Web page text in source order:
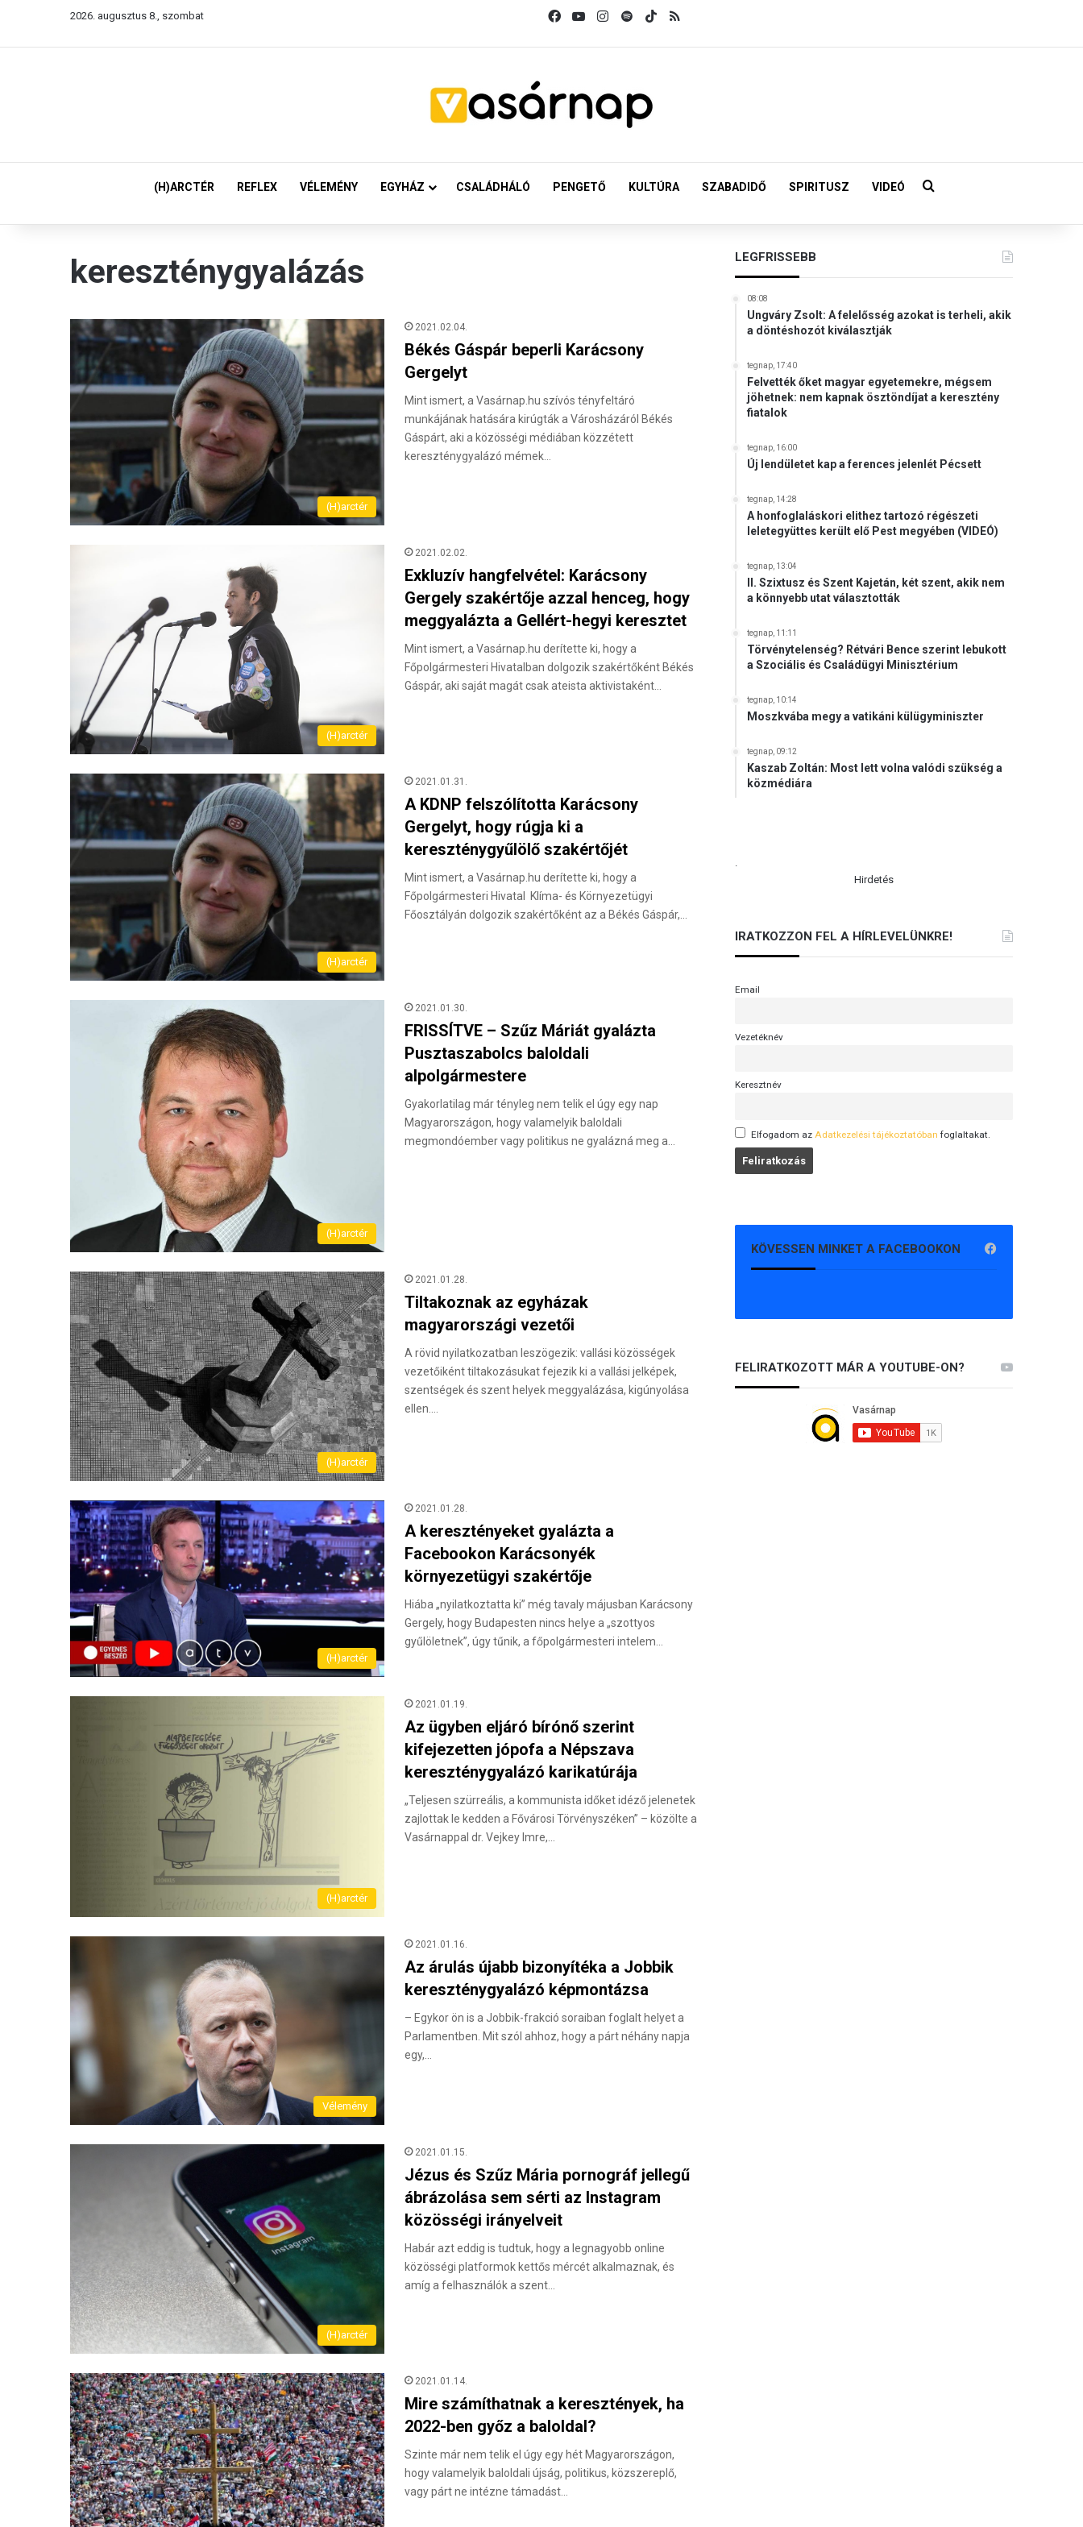
2026. augusztus 8., szombat FacebookYouTubeInstagram
SpotifyTikTok
(H)ARCTÉR REFLEX VÉLEMÉNY EGYHÁZ CSALÁDHÁLÓ PENGETŐ KULTÚRA SZABADIDŐ SPIRITUSZ VIDEÓ Keresés:
kereszténygyalázás
(H)arctér
2021.02.04.
Békés Gáspár beperli Karácsony
Gergelyt
Mint ismert, a Vasárnap.hu szívós tényfeltáró
munkájának hatására kirúgták a Városházáról Békés
Gáspárt, aki a közösségi médiában közzétett
kereszténygyalázó mémek…
(H)arctér
2021.02.02.
Exkluzív hangfelvétel: Karácsony
Gergely szakértője azzal henceg, hogy
meggyalázta a Gellért-hegyi keresztet
Mint ismert, a Vasárnap.hu derítette ki, hogy a
Főpolgármesteri Hivatalban dolgozik szakértőként Békés
Gáspár, aki saját magát csak ateista aktivistaként…
(H)arctér
2021.01.31.
A KDNP felszólította Karácsony
Gergelyt, hogy rúgja ki a
kereszténygyűlölő szakértőjét
Mint ismert, a Vasárnap.hu derítette ki, hogy a
Főpolgármesteri Hivatal Klíma- és Környezetügyi
Főosztályán dolgozik szakértőként az a Békés Gáspár,…
(H)arctér
2021.01.30.
FRISSÍTVE – Szűz Máriát gyalázta
Pusztaszabolcs baloldali
alpolgármestere
Gyakorlatilag már tényleg nem telik el úgy egy nap
Magyarországon, hogy valamelyik baloldali
megmondóember vagy politikus ne gyalázná meg a…
(H)arctér
2021.01.28.
Tiltakoznak az egyházak
magyarországi vezetői
A rövid nyilatkozatban leszögezik: vallási közösségek
vezetőiként tiltakozásukat fejezik ki a vallási jelképek,
szentségek és szent helyek meggyalázása, kigúnyolása
ellen.…
(H)arctér
2021.01.28.
A keresztényeket gyalázta a
Facebookon Karácsonyék
környezetügyi szakértője
Hiába „nyilatkoztatta ki” még tavaly májusban Karácsony
Gergely, hogy Budapesten nincs helye a „szottyos
gyűlöletnek”, úgy tűnik, a főpolgármesteri intelem…
(H)arctér
2021.01.19.
Az ügyben eljáró bírónő szerint
kifejezetten jópofa a Népszava
kereszténygyalázó karikatúrája
„Teljesen szürreális, a kommunista időket idéző jelenetek
zajlottak le kedden a Fővárosi Törvényszéken” – közölte a
Vasárnappal dr. Vejkey Imre,…
Vélemény
2021.01.16.
Az árulás újabb bizonyítéka a Jobbik
kereszténygyalázó képmontázsa
– Egykor ön is a Jobbik-frakció soraiban foglalt helyet a
Parlamentben. Mit szól ahhoz, hogy a párt néhány napja
egy,…
(H)arctér
2021.01.15.
Jézus és Szűz Mária pornográf jellegű
ábrázolása sem sérti az Instagram
közösségi irányelveit
Habár azt eddig is tudtuk, hogy a legnagyobb online
közösségi platformok kettős mércét alkalmaznak, és
amíg a felhasználók a szent…
2021.01.14.
Mire számíthatnak a keresztények, ha
2022-ben győz a baloldal?
Szinte már nem telik el úgy egy hét Magyarországon,
hogy valamelyik baloldali újság, politikus, közszereplő,
vagy párt ne intézne támadást…
LEGFRISSEBB
08:08
Ungváry Zsolt: A felelősség azokat is terheli, akik
a döntéshozót kiválasztják
tegnap, 17:40
Felvették őket magyar egyetemekre, mégsem
jöhetnek: nem kapnak ösztöndíjat a keresztény
fiatalok
tegnap, 16:00
Új lendületet kap a ferences jelenlét Pécsett
tegnap, 14:28
A honfoglaláskori elithez tartozó régészeti
leletegyüttes került elő Pest megyében (VIDEÓ)
tegnap, 13:04
II. Szixtusz és Szent Kajetán, két szent, akik nem
a könnyebb utat választották
tegnap, 11:11
Törvénytelenség? Rétvári Bence szerint lebukott
a Szociális és Családügyi Minisztérium
tegnap, 10:14
Moszkvába megy a vatikáni külügyminiszter
tegnap, 09:12
Kaszab Zoltán: Most lett volna valódi szükség a
közmédiára
.
Hirdetés
IRATKOZZON FEL A HÍRLEVELÜNKRE!
Email
Vezetéknév
Keresztnév
Elfogadom az Adatkezelési tájékoztatóban foglaltakat.
KÖVESSEN MINKET A FACEBOOKON
FELIRATKOZOTT MÁR A YOUTUBE-ON?